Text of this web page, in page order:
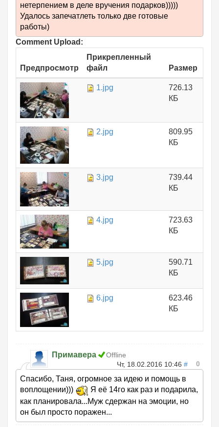
нетерпением в деле вручения подарков)))))
Удалось запечатлеть только две готовые
работы)
Comment Upload:
Предпросмотр
Прикрепленный
файл
Размер
1.jpg
726.13
КБ
2.jpg
809.95
КБ
3.jpg
739.44
КБ
4.jpg
723.63
КБ
5.jpg
590.71
КБ
6.jpg
623.46
КБ
Примавера
Offline
Чт, 18.02.2016 10:46 # 0
Спасибо, Таня, огромное за идею и помощь в
воплощении)))
Я её 14го как раз и подарила,
как планировала...Муж сдержан на эмоции, но
он был просто поражен...